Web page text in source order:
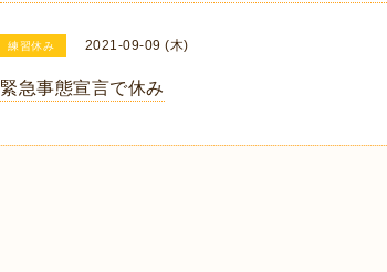
練習休み 2021-09-09 (木)
緊急事態宣言で休み